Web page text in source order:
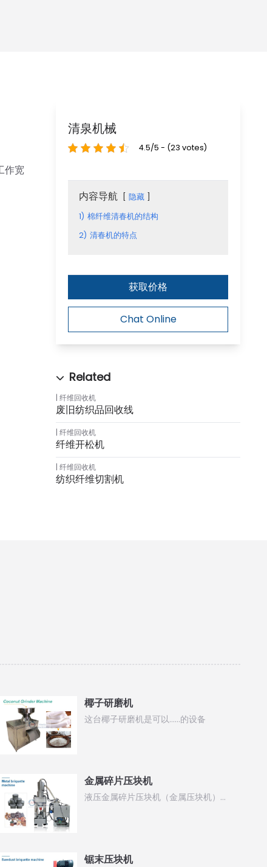
作宽
清泉机械
4.5/5 - (23 votes)
内容导航
隐藏
1) 棉纤维清春机的结构
2) 清春机的特点
获取价格
Chat Online
纤维回收机
废旧纺织品回收线
纤维回收机
纤维开松机
纤维回收机
纺织纤维切割机
椰子研磨机
这台椰子研磨机是可以……的设备
金属碎片压块机
液压金属碎片压块机（金属压块机）…
锯末压块机